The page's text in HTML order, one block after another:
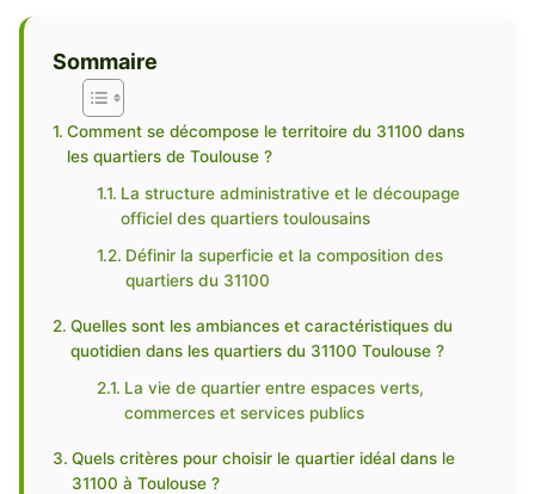
Sommaire
Comment se décompose le territoire du 31100 dans
les quartiers de Toulouse ?
La structure administrative et le découpage
officiel des quartiers toulousains
Définir la superficie et la composition des
quartiers du 31100
Quelles sont les ambiances et caractéristiques du
quotidien dans les quartiers du 31100 Toulouse ?
La vie de quartier entre espaces verts,
commerces et services publics
Quels critères pour choisir le quartier idéal dans le
31100 à Toulouse ?